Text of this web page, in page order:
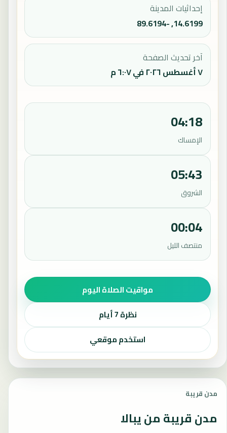
إحداثيات المدينة
14.6199, -89.6194
آخر تحديث الصفحة
٧ أغسطس ٢٠٢٦ في ٦:٠٧ م
04:18
الإمساك
05:43
الشروق
00:04
منتصف الليل
مواقيت الصلاة اليوم
نظرة 7 أيام
استخدم موقعي
مدن قريبة
مدن قريبة من يبالا